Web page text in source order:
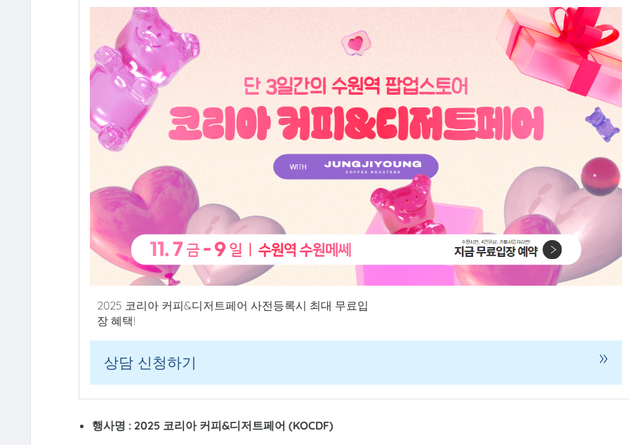
2025 코리아 커피&디저트페어 사전등록시 최대 무료입
장 혜택!
상담 신청하기 »
행사명 : 2025 코리아 커피&디저트페어 (KOCDF)